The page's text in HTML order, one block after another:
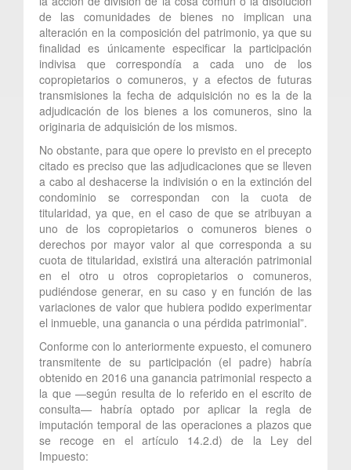
de las comunidades de bienes no implican una
alteración en la composición del patrimonio, ya que su
finalidad es únicamente especificar la participación
indivisa que correspondía a cada uno de los
copropietarios o comuneros, y a efectos de futuras
transmisiones la fecha de adquisición no es la de la
adjudicación de los bienes a los comuneros, sino la
originaria de adquisición de los mismos.
No obstante, para que opere lo previsto en el precepto
citado es preciso que las adjudicaciones que se lleven
a cabo al deshacerse la indivisión o en la extinción del
condominio se correspondan con la cuota de
titularidad, ya que, en el caso de que se atribuyan a
uno de los copropietarios o comuneros bienes o
derechos por mayor valor al que corresponda a su
cuota de titularidad, existirá una alteración patrimonial
en el otro u otros copropietarios o comuneros,
pudiéndose generar, en su caso y en función de las
variaciones de valor que hubiera podido experimentar
el inmueble, una ganancia o una pérdida patrimonial”.
Conforme con lo anteriormente expuesto, el comunero
transmitente de su participación (el padre) habría
obtenido en 2016 una ganancia patrimonial respecto a
la que —según resulta de lo referido en el escrito de
consulta— habría optado por aplicar la regla de
imputación temporal de las operaciones a plazos que
se recoge en el artículo 14.2.d) de la Ley del
Impuesto: